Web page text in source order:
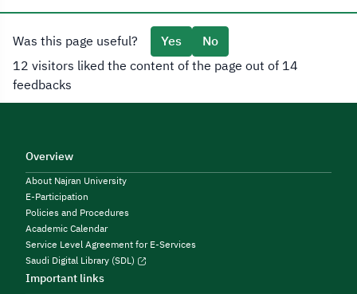
Was this page useful? Yes
No
12 visitors liked the content of the page out of 14
feedbacks
Overview
About Najran University
E-Participation
Policies and Procedures
Academic Calendar
Service Level Agreement for E-Services
Saudi Digital Library (SDL)
Important links